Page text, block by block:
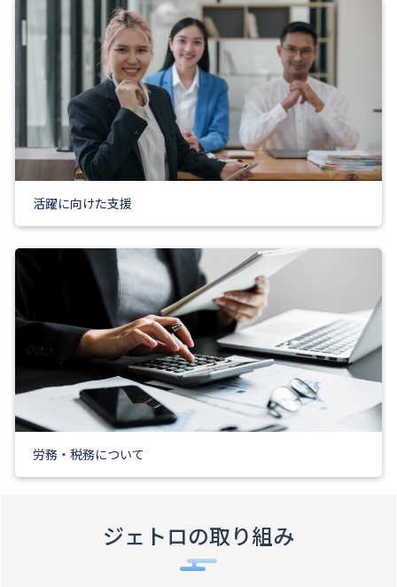
活躍に向けた支援
労務・税務について
ジェトロの取り組み